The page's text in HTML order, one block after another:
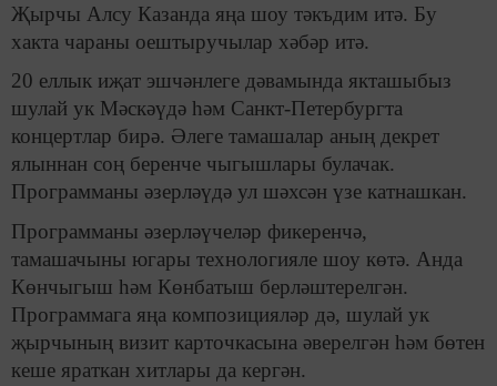
Җырчы Алсу Казанда яңа шоу тәкъдим итә. Бу
хакта чараны оештыручылар хәбәр итә.
20 еллык иҗат эшчәнлеге дәвамында якташыбыз
шулай ук Мәскәүдә һәм Санкт-Петербургта
концертлар бирә. Әлеге тамашалар аның декрет
ялыннан соң беренче чыгышлары булачак.
Программаны әзерләүдә ул шәхсән үзе катнашкан.
Программаны әзерләүчеләр фикеренчә,
тамашачыны югары технологияле шоу көтә. Анда
Көнчыгыш һәм Көнбатыш берләштерелгән.
Программага яңа композицияләр дә, шулай ук
җырчының визит карточкасына әверелгән һәм бөтен
кеше яраткан хитлары да кергән.